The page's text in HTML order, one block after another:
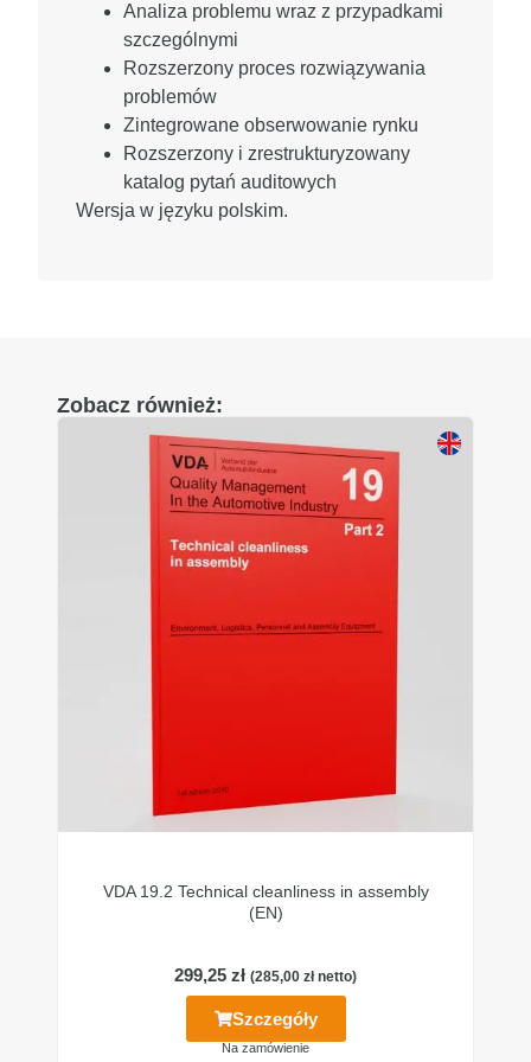
Analiza problemu wraz z przypadkami
szczególnymi
Rozszerzony proces rozwiązywania
problemów
Zintegrowane obserwowanie rynku
Rozszerzony i zrestrukturyzowany
katalog pytań auditowych
Wersja w języku polskim.
Zobacz również:
VDA 19.2 Technical cleanliness in assembly
(EN)
299,25 zł (285,00 złnetto)
Szczegóły
Na zamówienie